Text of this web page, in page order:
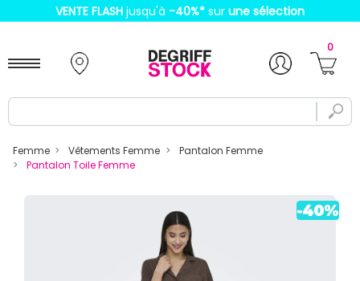
VENTE FLASH jusqu'à -40%* sur une sélection
0
Femme Vêtements Femme
Pantalon Femme
Pantalon Toile Femme